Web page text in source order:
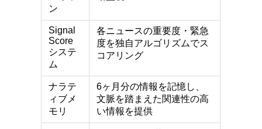
ン
Signal
Score
システ
ム
各ニュースの重要度・緊急
度を独自アルゴリズムでス
コアリング
ナラテ
ィブメ
モリ
6ヶ月分の情報を記憶し、
文脈を踏まえた関連性の高
い情報を提供